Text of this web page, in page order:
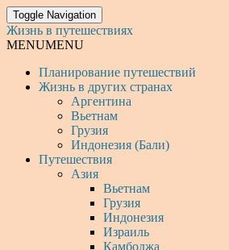
Toggle Navigation
Жизнь в путешествиях
MENUMENU
Планирование путешествий
Жизнь в других странах
Аргентина
Вьетнам
Грузия
Индонезия (Бали)
Путешествия
Азия
Вьетнам
Грузия
Индонезия
Израиль
Камбоджа